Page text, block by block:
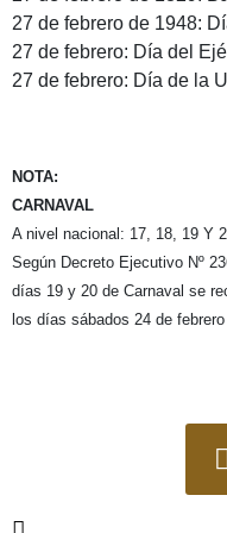
27 de febrero de 1948:
27 de febrero: Día del
27 de febrero: Día de la
NOTA:
CARNAVAL
A nivel nacional: 17, 18, 19 Y
Según Decreto Ejecutivo Nº
días 19 y 20 de Carnaval se
los días sábados 24 de